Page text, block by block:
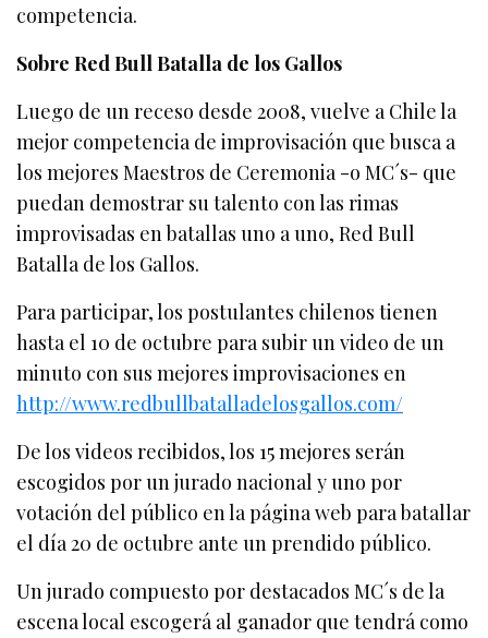
competencia.
Sobre Red Bull Batalla de los Gallos
Luego de un receso desde 2008, vuelve a Chile la
mejor competencia de improvisación que busca a
los mejores Maestros de Ceremonia -o MC´s- que
puedan demostrar su talento con las rimas
improvisadas en batallas uno a uno, Red Bull
Batalla de los Gallos.
Para participar, los postulantes chilenos tienen
hasta el 10 de octubre para subir un video de un
minuto con sus mejores improvisaciones en
http://www.redbullbatalladelosgallos.com/
De los videos recibidos, los 15 mejores serán
escogidos por un jurado nacional y uno por
votación del público en la página web para batallar
el día 20 de octubre ante un prendido público.
Un jurado compuesto por destacados MC´s de la
escena local escogerá al ganador que tendrá como